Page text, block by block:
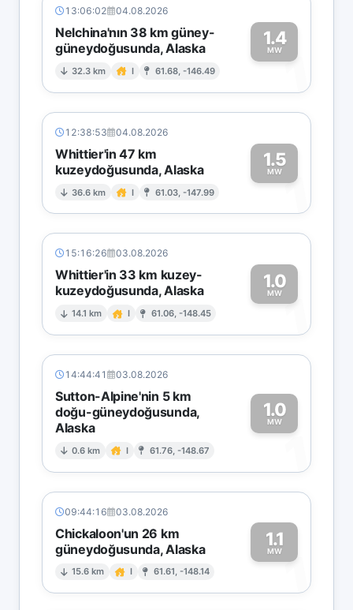
13:06:02 04.08.2026
Nelchina'nın 38 km güney-
güneydoğusunda, Alaska
32.3 km I 61.68, -146.49
1.4
MW1
12:38:53 04.08.2026
Whittier'in 47 km
kuzeydoğusunda, Alaska
36.6 km I 61.03, -147.99
1.5
MW1
15:16:26 03.08.2026
Whittier'in 33 km kuzey-
kuzeydoğusunda, Alaska
14.1 km I 61.06, -148.45
1.0
MW1
14:44:41 03.08.2026
Sutton-Alpine'nin 5 km
doğu-güneydoğusunda,
Alaska
0.6 km I 61.76, -148.67
1.0
MW
1
09:44:16 03.08.2026
Chickaloon'un 26 km
güneydoğusunda, Alaska
15.6 km I 61.61, -148.14
1.1
MW1